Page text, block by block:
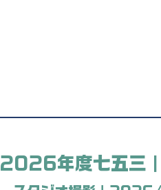
2026年度七五三